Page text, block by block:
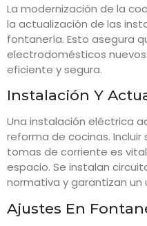
La modernización de la
la actualización de las
fontanería. Esto asegura
electrodomésticos
eficiente y segura.
Instalación Y
Una instalación eléctrica
reforma de cocinas.
tomas de corriente es
espacio. Se instalan
normativa y garantizan un
Ajustes En